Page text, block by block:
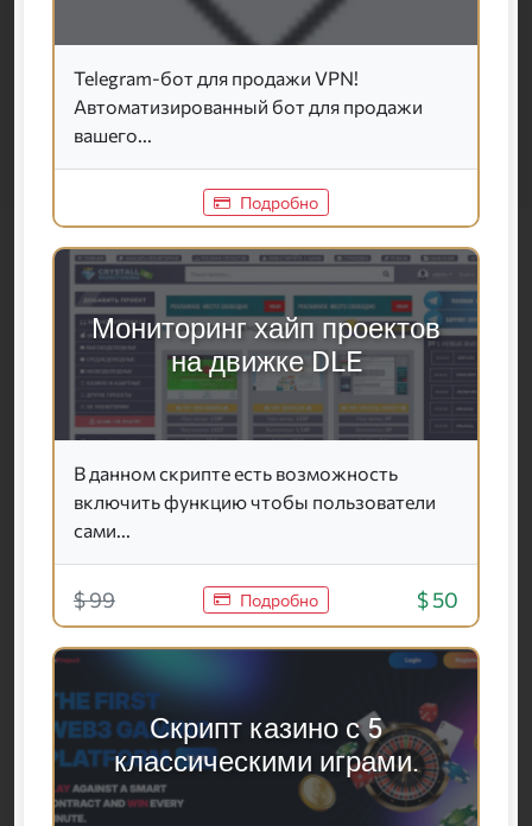
Telegram-бот для продажи VPN!
Автоматизированный бот для продажи
вашего...
Подробно
Мониторинг хайп проектов
на движке DLE
В данном скрипте есть возможность
включить функцию чтобы пользователи
сами...
$ 99 Подробно $ 50
Скрипт казино с 5
классическими играми.